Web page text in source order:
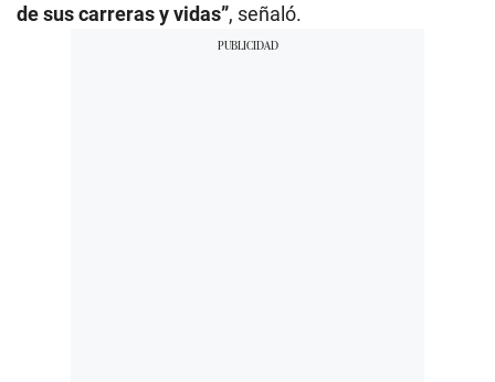
de sus carreras y vidas”, señaló.